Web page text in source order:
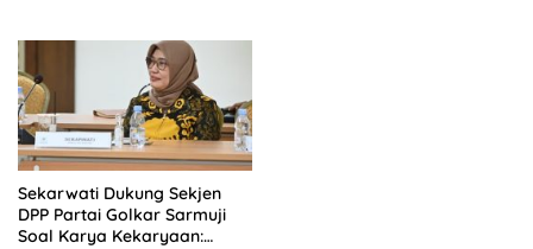
Sekarwati Dukung Sekjen
DPP Partai Golkar Sarmuji
Soal Karya Kekaryaan: